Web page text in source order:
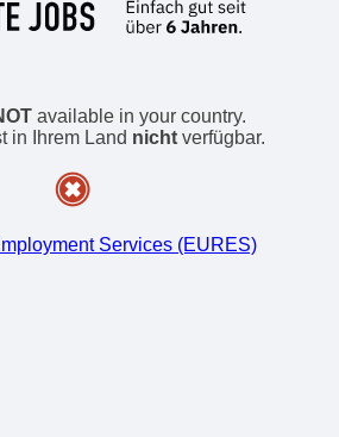
available in your country.
in Ihrem Land nicht verfügbar.
Services (EURES)